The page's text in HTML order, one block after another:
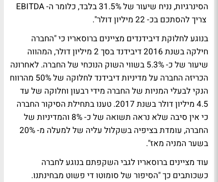
הסינרגיות, נניח שיעור של 31.5% בלבד, כלומר ה- EBITDA
צריך להסתכם בכ- 22 מיליון דולר".
בנוגע לחלוקת דיבידנדים מציינים ברוסאריו כי "החברה
חילקה בשנת 2016 דיבידנד בסך 2 מיליון דולר, המהווה
שיעור של כ- 5.3% בשווי השוק הנוכחי של החברה. לאחרונה
הכריזה החברה על מדיניות דיבידנד לחלוקה של 50% מהרווח
הנקי לבעלי המניות של החברה מידי רבעון וחלוקה של עד
4.5 מיליון דולר בשנת 2017. טענו בתחילת הסיקור החברה
כי אין סיבה שלא נראה תשואה של כ- 8% והמדיניות של
החברה, עומדת בציפיה בשקלול עליה של למעלה מ- 20%
בשער המניה מאז".
עוד מציינים ברוסאריו לגבי השקפתם בנוגע לחברה
כשכותבים כך "הסיפור של סומוטו די פשוט מבחינתנו.